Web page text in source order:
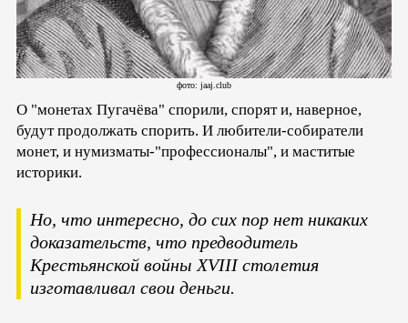
фото: jaaj.club
О "монетах Пугачёва" спорили, спорят и, наверное,
будут продолжать спорить. И любители-собиратели
монет, и нумизматы-"профессионалы", и маститые
историки.
Но, что интересно, до сих пор нет никаких
доказательств, что предводитель
Крестьянской войны XVIII столетия
изготавливал свои деньги.